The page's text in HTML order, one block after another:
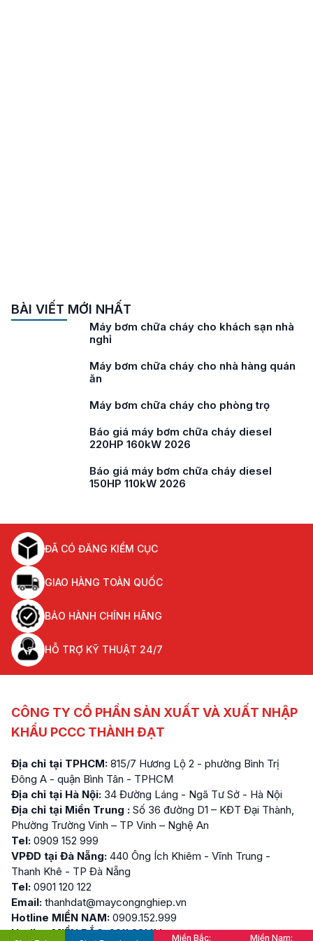
BÀI VIẾT MỚI NHẤT
Máy bơm chữa cháy cho khách sạn nhà
nghỉ
Máy bơm chữa cháy cho nhà hàng quán
ăn
Máy bơm chữa cháy cho phòng trọ
Báo giá máy bơm chữa cháy diesel
220HP 160kW 2026
Báo giá máy bơm chữa cháy diesel
150HP 110kW 2026
ĐÃ CÓ ĐĂNG KIỂM CỤC
GIAO HÀNG TOÀN QUỐC
BẢO HÀNH CHÍNH HÃNG
HỖ TRỢ KỸ THUẬT 24/7
CÔNG TY CỔ PHẦN SẢN XUẤT VÀ XUẤT NHẬP
KHẨU PCCC THÀNH ĐẠT
Địa chỉ tại TPHCM: 815/7 Hương Lộ 2 - phường Bình Trị
Đông A - quận Bình Tân - TPHCM
Địa chỉ tại Hà Nội: 34 Đường Láng - Ngã Tư Sở - Hà Nội
Địa chỉ tại Miền Trung : Số 36 đường D1 – KĐT Đại Thành,
Phường Trường Vinh – TP Vinh – Nghệ An
Tel: 0909 152 999
VPĐD tại Đà Nẵng: 440 Ông Ích Khiêm - Vĩnh Trung -
Thanh Khê - TP Đà Nẵng
Tel: 0901 120 122
Email: thanhdat@maycongnghiep.vn
Hotline MIỀN NAM: 0909.152.999
Hotline MIỀN BẮC: 0911.881.114 Miền Bắc: Miền Nam: